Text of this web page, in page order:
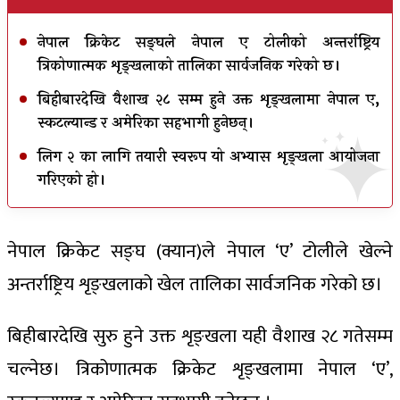
नेपाल क्रिकेट सङ्घले नेपाल ए टोलीको अन्तर्राष्ट्रिय
त्रिकोणात्मक शृङ्खलाको तालिका सार्वजनिक गरेको छ।
बिहीबारदेखि वैशाख २८ सम्म हुने उक्त शृङ्खलामा नेपाल ए,
स्कटल्यान्ड र अमेरिका सहभागी हुनेछन्।
लिग २ का लागि तयारी स्वरूप यो अभ्यास शृङ्खला आयोजना
गरिएको हो।
नेपाल क्रिकेट सङ्घ (क्यान)ले नेपाल ‘ए’ टोलीले खेल्ने
अन्तर्राष्ट्रिय शृङ्खलाको खेल तालिका सार्वजनिक गरेको छ।
बिहीबारदेखि सुरु हुने उक्त शृङ्खला यही वैशाख २८ गतेसम्म
चल्नेछ। त्रिकोणात्मक क्रिकेट शृङ्खलामा नेपाल ‘ए’,